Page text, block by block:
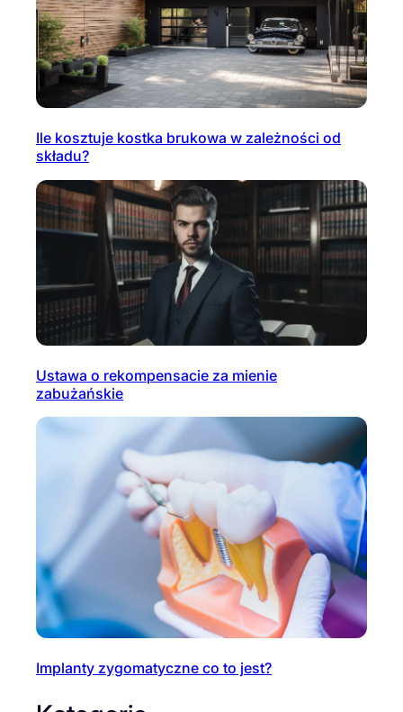
Ile kosztuje kostka brukowa w zależności od
składu?
Ustawa o rekompensacie za mienie
zabużańskie
Implanty zygomatyczne co to jest?